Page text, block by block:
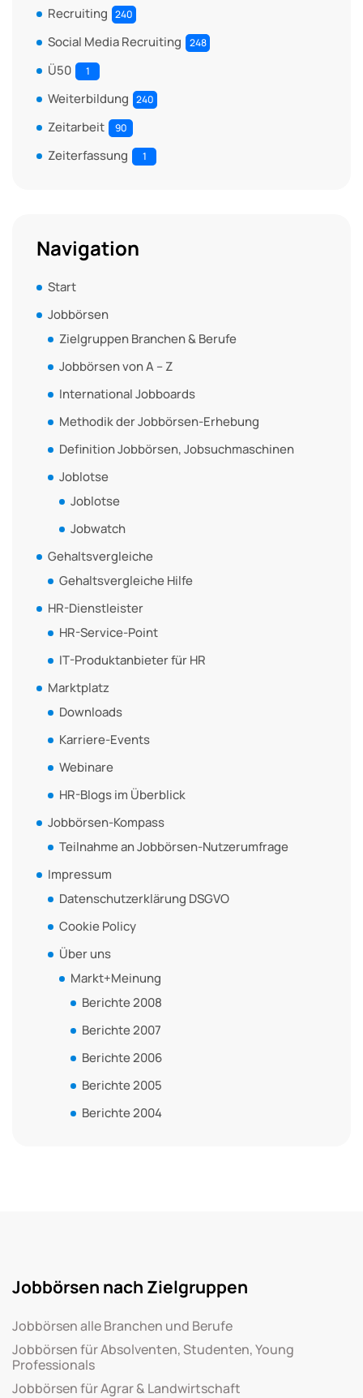
Recruiting 240
Social Media Recruiting 248
Ü50 1
Weiterbildung 240
Zeitarbeit 90
Zeiterfassung 1
Navigation
Start
Jobbörsen
Zielgruppen Branchen & Berufe
Jobbörsen von A – Z
International Jobboards
Methodik der Jobbörsen-Erhebung
Definition Jobbörsen, Jobsuchmaschinen
Joblotse
Joblotse
Jobwatch
Gehaltsvergleiche
Gehaltsvergleiche Hilfe
HR-Dienstleister
HR-Service-Point
IT-Produktanbieter für HR
Marktplatz
Downloads
Karriere-Events
Webinare
HR-Blogs im Überblick
Jobbörsen-Kompass
Teilnahme an Jobbörsen-Nutzerumfrage
Impressum
Datenschutzerklärung DSGVO
Cookie Policy
Über uns
Markt+Meinung
Berichte 2008
Berichte 2007
Berichte 2006
Berichte 2005
Berichte 2004
Jobbörsen nach Zielgruppen
Jobbörsen alle Branchen und Berufe
Jobbörsen für Absolventen, Studenten, Young
Professionals
Jobbörsen für Agrar & Landwirtschaft